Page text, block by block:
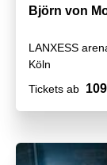
Björn von
LANXESS
Köln
Tickets ab